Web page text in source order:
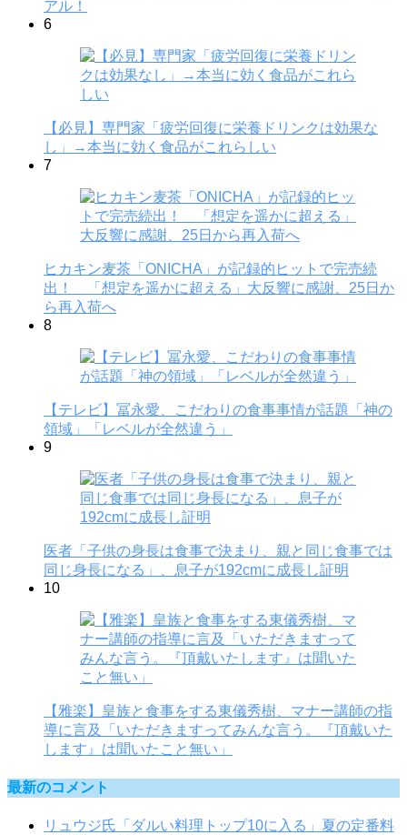
アル！
6
【必見】専門家「疲労回復に栄養ドリンクは効果な
し」→本当に効く食品がこれらしい
7
ヒカキン麦茶「ONICHA」が記録的ヒットで完売続
出！ 「想定を遥かに超える」大反響に感謝、25日か
ら再入荷へ
8
【テレビ】冨永愛、こだわりの食事事情が話題「神の
領域」「レベルが全然違う」
9
医者「子供の身長は食事で決まり、親と同じ食事では
同じ身長になる」、息子が192cmに成長し証明
10
【雅楽】皇族と食事をする東儀秀樹、マナー講師の指
導に言及「いただきますってみんな言う。『頂戴いた
します』は聞いたこと無い」
最新のコメント
リュウジ氏「ダルい料理トップ10に入る」夏の定番料